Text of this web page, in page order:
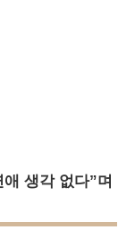
생각 없다”며